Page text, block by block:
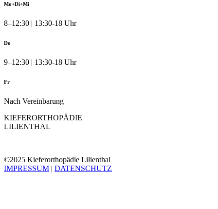
Mo+Di+Mi
8–12:30 | 13:30-18 Uhr
Do
9–12:30 | 13:30-18 Uhr
Fr
Nach Vereinbarung
KIEFERORTHOPÄDIE
LILIENTHAL
©2025 Kieferorthopädie Lilienthal
IMPRESSUM | DATENSCHUTZ